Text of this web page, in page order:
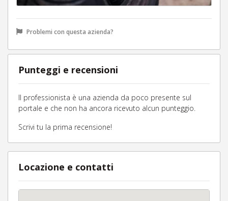
Problemi con questa azienda?
Punteggi e recensioni
Il professionista è una azienda da poco presente sul
portale e che non ha ancora ricevuto alcun punteggio.
Scrivi tu la prima recensione!
Locazione e contatti